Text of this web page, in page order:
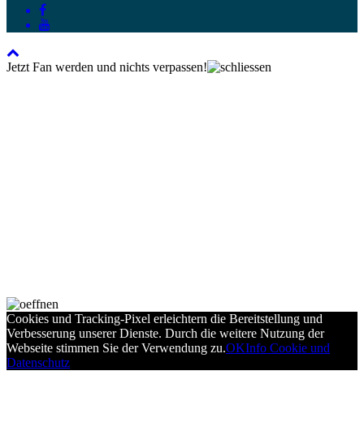
Jetzt Fan werden und nichts verpassen!
Cookies und Tracking-Pixel erleichtern die Bereitstellung und
Verbesserung unserer Dienste. Durch die weitere Nutzung der
Webseite stimmen Sie der Verwendung zu.OKInfo Cookie und
Datenschutz